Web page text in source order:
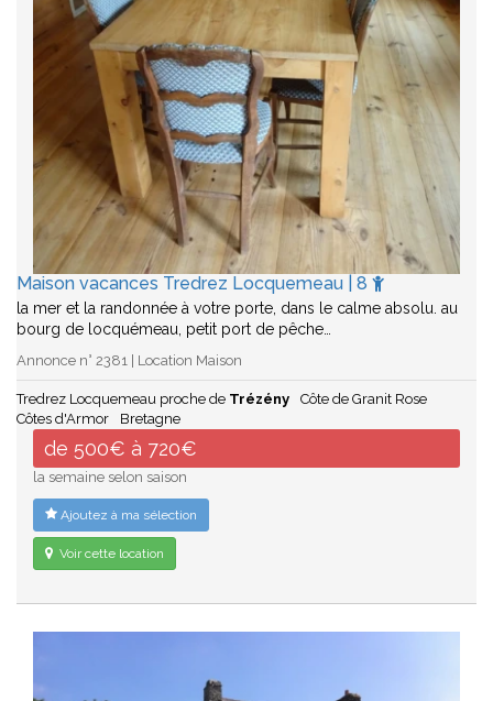
Maison vacances Tredrez Locquemeau | 8
la mer et la randonnée à votre porte, dans le calme absolu. au
bourg de locquémeau, petit port de pêche…
Annonce n° 2381 | Location Maison
Tredrez Locquemeau proche de Trézény
Côte de Granit Rose
Côtes d'Armor
Bretagne
de 500€ à 720€
la semaine selon saison
Ajoutez à ma sélection
Voir cette location